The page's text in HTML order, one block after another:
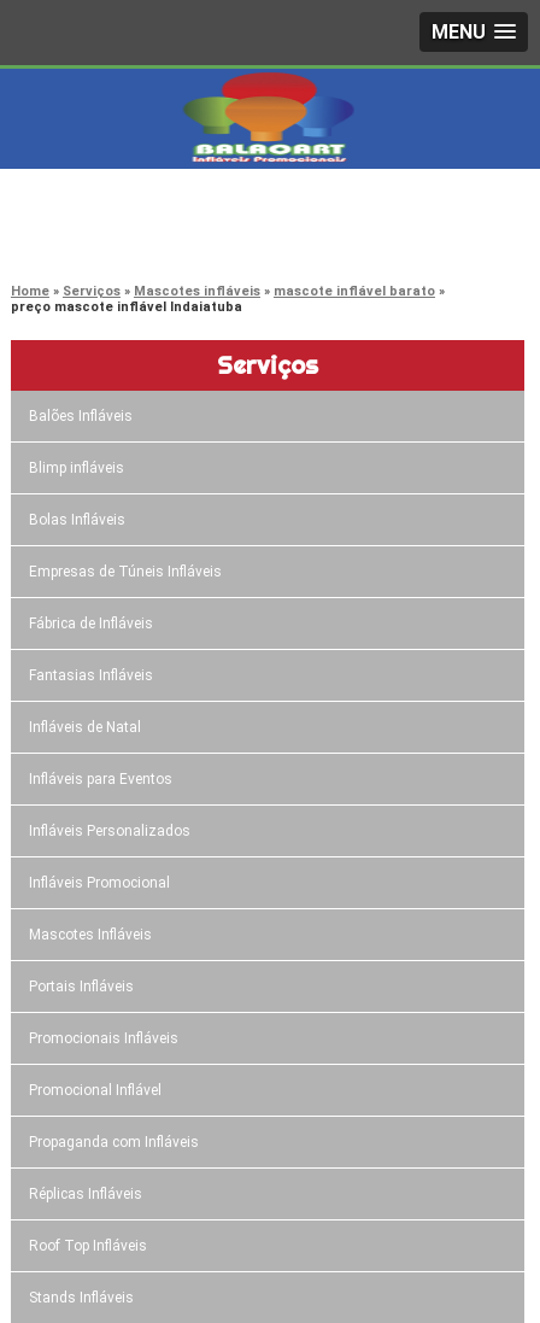
MENU
Home Serviços Mascotes infláveis
mascote inflável barato
preço mascote inflável Indaiatuba
Serviços
Balões Infláveis
Blimp infláveis
Bolas Infláveis
Empresas de Túneis Infláveis
Fábrica de Infláveis
Fantasias Infláveis
Infláveis de Natal
Infláveis para Eventos
Infláveis Personalizados
Infláveis Promocional
Mascotes Infláveis
Portais Infláveis
Promocionais Infláveis
Promocional Inflável
Propaganda com Infláveis
Réplicas Infláveis
Roof Top Infláveis
Stands Infláveis